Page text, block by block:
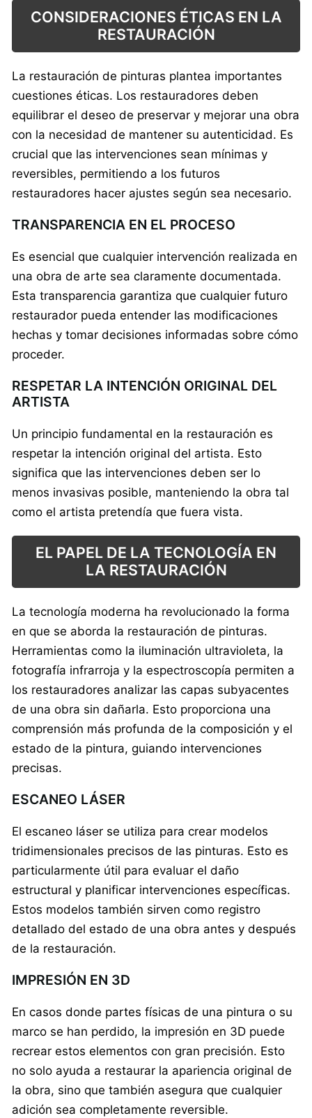
CONSIDERACIONES ÉTICAS EN LA
RESTAURACIÓN
La restauración de pinturas plantea importantes
cuestiones éticas. Los restauradores deben
equilibrar el deseo de preservar y mejorar una obra
con la necesidad de mantener su autenticidad. Es
crucial que las intervenciones sean mínimas y
reversibles, permitiendo a los futuros
restauradores hacer ajustes según sea necesario.
TRANSPARENCIA EN EL PROCESO
Es esencial que cualquier intervención realizada en
una obra de arte sea claramente documentada.
Esta transparencia garantiza que cualquier futuro
restaurador pueda entender las modificaciones
hechas y tomar decisiones informadas sobre cómo
proceder.
RESPETAR LA INTENCIÓN ORIGINAL DEL
ARTISTA
Un principio fundamental en la restauración es
respetar la intención original del artista. Esto
significa que las intervenciones deben ser lo
menos invasivas posible, manteniendo la obra tal
como el artista pretendía que fuera vista.
EL PAPEL DE LA TECNOLOGÍA EN
LA RESTAURACIÓN
La tecnología moderna ha revolucionado la forma
en que se aborda la restauración de pinturas.
Herramientas como la iluminación ultravioleta, la
fotografía infrarroja y la espectroscopía permiten a
los restauradores analizar las capas subyacentes
de una obra sin dañarla. Esto proporciona una
comprensión más profunda de la composición y el
estado de la pintura, guiando intervenciones
precisas.
ESCANEO LÁSER
El escaneo láser se utiliza para crear modelos
tridimensionales precisos de las pinturas. Esto es
particularmente útil para evaluar el daño
estructural y planificar intervenciones específicas.
Estos modelos también sirven como registro
detallado del estado de una obra antes y después
de la restauración.
IMPRESIÓN EN 3D
En casos donde partes físicas de una pintura o su
marco se han perdido, la impresión en 3D puede
recrear estos elementos con gran precisión. Esto
no solo ayuda a restaurar la apariencia original de
la obra, sino que también asegura que cualquier
adición sea completamente reversible.